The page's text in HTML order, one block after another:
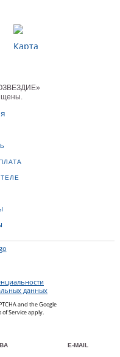
данных
and the Google
of Serviceapply.
E-MAIL